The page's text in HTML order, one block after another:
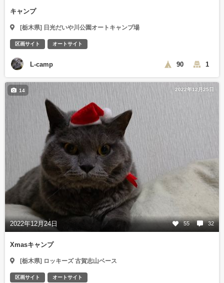
キャンプ
[栃木県] 日光だいや川公園オートキャンプ場
区画サイト オートサイト
L-camp 90 1
2022年12月25日
2022年12月24日 55 32
14
Xmasキャンプ
[栃木県] ロッキーズ 古賀志山ベース
区画サイト オートサイト